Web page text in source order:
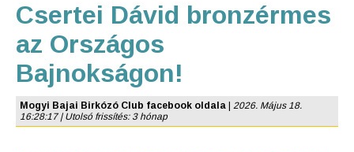
Csertei Dávid bronzérmes
az Országos
Bajnokságon!
Mogyi Bajai Birkózó Club facebook oldala
2026. Május 18.
16:28:17 | Utolsó frissítés: 3 hónap